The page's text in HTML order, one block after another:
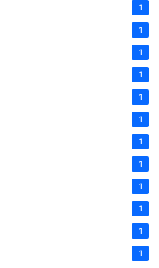
1
1
1
1
1
1
1
1
1
1
1
1